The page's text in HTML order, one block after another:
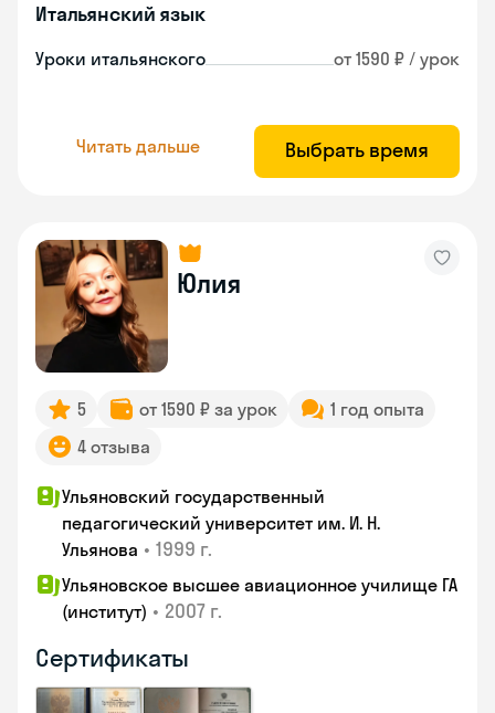
Итальянский язык
Уроки итальянского от 1590 ₽ / урок
Читать дальше Выбрать время
Юлия
5 от 1590 ₽ за урок
1 год опыта
4 отзыва
Ульяновский государственный
педагогический университет им. И. Н.
Ульянова • 1999 г.
Ульяновское высшее авиационное училище ГА
(институт) • 2007 г.
Сертификаты